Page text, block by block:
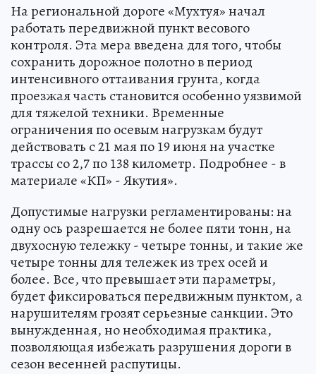
На региональной дороге «Мухтуя» начал
работать передвижной пункт весового
контроля. Эта мера введена для того, чтобы
сохранить дорожное полотно в период
интенсивного оттаивания грунта, когда
проезжая часть становится особенно уязвимой
для тяжелой техники. Временные
ограничения по осевым нагрузкам будут
действовать с 21 мая по 19 июня на участке
трассы со 2,7 по 138 километр. Подробнее - в
материале «КП» - Якутия».
Допустимые нагрузки регламентированы: на
одну ось разрешается не более пяти тонн, на
двухосную тележку - четыре тонны, и такие же
четыре тонны для тележек из трех осей и
более. Все, что превышает эти параметры,
будет фиксироваться передвижным пунктом, а
нарушителям грозят серьезные санкции. Это
вынужденная, но необходимая практика,
позволяющая избежать разрушения дороги в
сезон весенней распутицы.